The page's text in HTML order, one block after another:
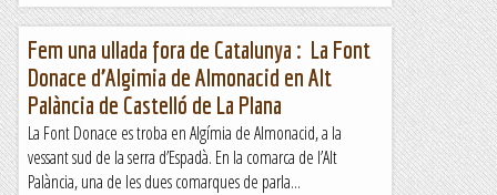
Fem una ullada fora de Catalunya : La Font
Donace d’Algimia de Almonacid en Alt
Palància de Castelló de La Plana
La Font Donace es troba en Algímia de Almonacid, a la
vessant sud de la serra d’Espadà. En la comarca de l’Alt
Palància, una de les dues comarques de parla...